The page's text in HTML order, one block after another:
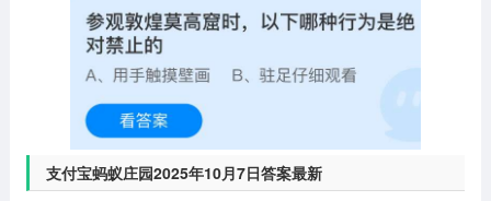
支付宝蚂蚁庄园2025年10月7日答案最新